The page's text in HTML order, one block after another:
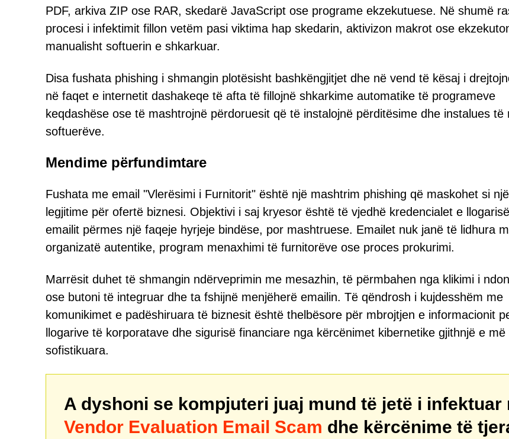
PDF, arkiva ZIP ose RAR, skedarë JavaScript ose programe ekzekutuese. Në shumë
procesi i infektimit fillon vetëm pasi viktima hap skedarin, aktivizon makrot ose
manualisht softuerin e shkarkuar.
Disa fushata phishing i shmangin plotësisht bashkëngjitjet dhe në vend të kësaj i
në faqet e internetit dashakeqe të afta të fillojnë shkarkime automatike të programeve
keqdashëse ose të mashtrojnë përdoruesit që të instalojnë përditësime dhe instalues të
softuerëve.
Mendime përfundimtare
Fushata me email "Vlerësimi i Furnitorit" është një mashtrim phishing që maskohet si
legjitime për ofertë biznesi. Objektivi i saj kryesor është të vjedhë kredencialet e
emailit përmes një faqeje hyrjeje bindëse, por mashtruese. Emailet nuk janë të lidhura
organizatë autentike, program menaxhimi të furnitorëve ose proces prokurimi.
Marrësit duhet të shmangin ndërveprimin me mesazhin, të përmbahen nga klikimi i
ose butoni të integruar dhe ta fshijnë menjëherë emailin. Të qëndrosh i kujdesshëm me
komunikimet e padëshiruara të biznesit është thelbësore për mbrojtjen e informacionit
llogarive të korporatave dhe sigurisë financiare nga kërcënimet kibernetike gjithnjë e më
sofistikuara.
A dyshoni se kompjuteri juaj mund të jetë i infektuar
Vendor Evaluation Email Scam dhe kërcënime të